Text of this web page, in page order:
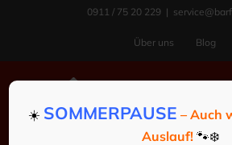
0911 / 75 20 229 |
Über uns Blog
☀️ SOMMERPAUSE – Auch
Auslauf! 🐾❄️